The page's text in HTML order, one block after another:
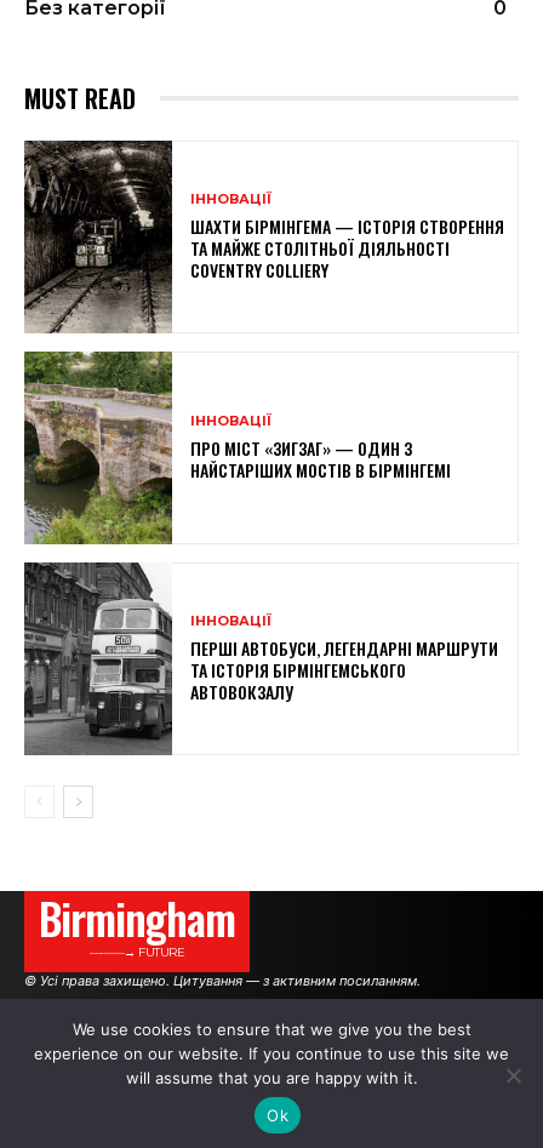
Без категорії
0
MUST READ
ІННОВАЦІЇ
ШАХТИ БІРМІНГЕМА — ІСТОРІЯ СТВОРЕННЯ
ТА МАЙЖЕ СТОЛІТНЬОЇ ДІЯЛЬНОСТІ
COVENTRY COLLIERY
ІННОВАЦІЇ
ПРО МІСТ «ЗИГЗАГ» — ОДИН З
НАЙСТАРІШИХ МОСТІВ В БІРМІНГЕМІ
ІННОВАЦІЇ
ПЕРШІ АВТОБУСИ, ЛЕГЕНДАРНІ МАРШРУТИ
ТА ІСТОРІЯ БІРМІНГЕМСЬКОГО
АВТОВОКЗАЛУ
Birmingham
———→ FUTURE
© Усі права захищено. Цитування — з активним посиланням.
АВТОРИ РЕКЛАМА НА САЙТІ
We use cookies to ensure that we give you the best
experience on our website. If you continue to use this site we
will assume that you are happy with it.
Ok